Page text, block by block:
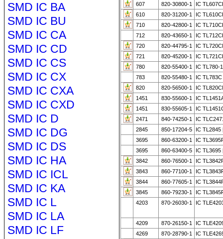
SMD IC BA
SMD IC BU
SMD IC CA
SMD IC CD
SMD IC CS
SMD IC CX
SMD IC CXA
SMD IC CXD
SMD IC D
SMD IC DG
SMD IC DS
SMD IC HA
SMD IC ICL
SMD IC KA
SMD IC L
SMD IC LA
SMD IC LF
607
820-30800-1
IC
610
820-31200-1
IC
710
820-42800-1
IC
712
820-43650-1
IC
720
820-44795-1
IC
721
820-45200-1
IC
780
820-55400-1
IC TL780-
783
820-55480-1
IC
820
820-56500-1
IC
1451
830-55600-1
IC
1451
830-55605-1
IC
2471
840-74250-1
IC
2845
850-17204-5
IC TL2845
3695
860-63200-1
IC
3695
860-63400-5
IC TL3695
3842
860-76500-1
IC
3843
860-77100-1
IC
3844
860-77605-1
IC
3845
860-79230-1
IC
4203
870-26030-1 IC
4209 870-26150-1
IC
4269
870-28790-1
IC